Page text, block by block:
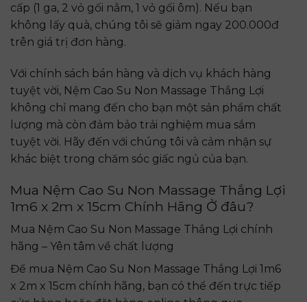
cấp (1 ga, 2 vỏ gối nằm, 1 vỏ gối ôm). Nếu bạn
không lấy quà, chúng tôi sẽ giảm ngay 200.000đ
trên giá trị đơn hàng.
Với chính sách bán hàng và dịch vụ khách hàng
tuyệt vời, Nệm Cao Su Non Massage Thắng Lợi
không chỉ mang đến cho bạn một sản phẩm chất
lượng mà còn đảm bảo trải nghiệm mua sắm
tuyệt vời. Hãy đến với chúng tôi và cảm nhận sự
khác biệt trong chăm sóc giấc ngủ của bạn.
Mua Nệm Cao Su Non Massage Thắng Lợi
1m6 x 2m x 15cm Chính Hãng Ở đâu?
Mua Nệm Cao Su Non Massage Thắng Lợi chính
hãng – Yên tâm về chất lượng
Để mua Nệm Cao Su Non Massage Thắng Lợi 1m6
x 2m x 15cm chính hãng, bạn có thể đến trực tiếp